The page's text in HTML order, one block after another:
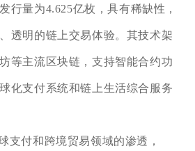
行量为4.625亿枚，具有稀缺性，
透明的链上交易体验。其技术架
等主流区块链，支持智能合约功
化支付系统和链上生活综合服务
支付和跨境贸易领域的渗透，